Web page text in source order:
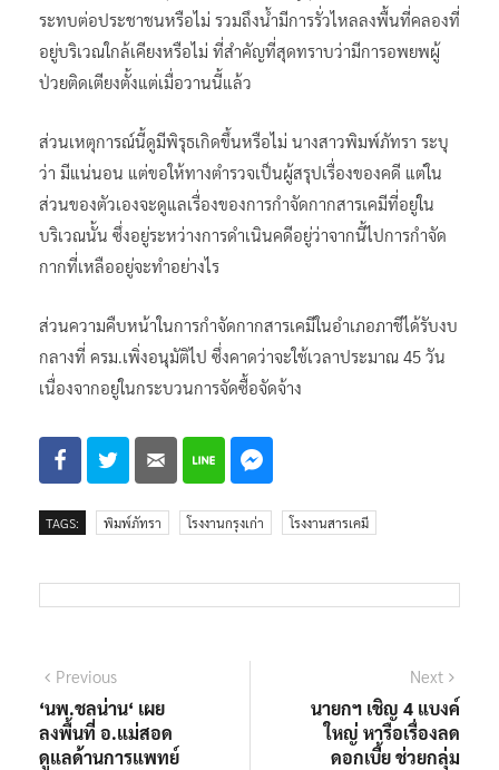
ระทบต่อประชาชนหรือไม่ รวมถึงน้ำมีการรั่วไหลลงพื้นที่คลองที่
อยู่บริเวณใกล้เคียงหรือไม่ ที่สำคัญที่สุดทราบว่ามีการอพยพผู้
ป่วยติดเตียงตั้งแต่เมื่อวานนี้แล้ว
ส่วนเหตุการณ์นี้ดูมีพิรุธเกิดขึ้นหรือไม่ นางสาวพิมพ์ภัทรา ระบุ
ว่า มีแน่นอน แต่ขอให้ทางตำรวจเป็นผู้สรุปเรื่องของคดี แต่ใน
ส่วนของตัวเองจะดูแลเรื่องของการกำจัดกากสารเคมีที่อยู่ใน
บริเวณนั้น ซึ่งอยู่ระหว่างการดำเนินคดีอยู่ว่าจากนี้ไปการกำจัด
กากที่เหลืออยู่จะทำอย่างไร
ส่วนความคืบหน้าในการกำจัดกากสารเคมีในอำเภอภาชีได้รับงบ
กลางที่ ครม.เพิ่งอนุมัติไป ซึ่งคาดว่าจะใช้เวลาประมาณ 45 วัน
เนื่องจากอยู่ในกระบวนการจัดซื้อจัดจ้าง
TAGS: พิมพ์ภัทรา โรงงานกรุงเก่า โรงงานสารเคมี
แนะแนว
เรื่อง
PreviousPrevious
post:
‘นพ.ชลน่าน‘ เผย
ลงพื้นที่ อ.แม่สอด
ดูแลด้านการแพทย์
Next
post:
นายกฯ เชิญ 4 แบงค์
ใหญ่ หารือเรื่องลด
ดอกเบี้ย ช่วยกลุ่ม